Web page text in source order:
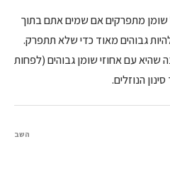
שומן מתפרקים אם שמים אתם בתוך
גבוהים מאוד כדי שלא תתפרק.
עם אחוזי שומן גבוהים (לפחות
השב